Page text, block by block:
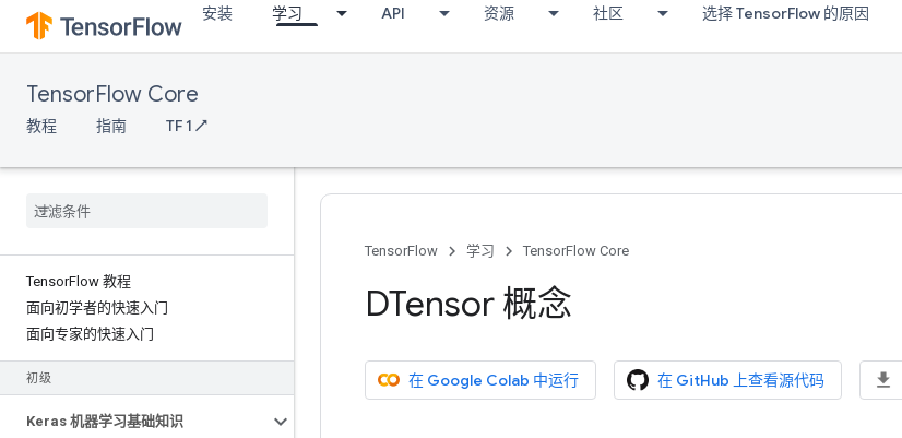
安装 学习 API 资源 社区 选择 TensorFlow 的原因
TensorFlow Core
教程 指南 TF 1 ↗
TensorFlow 教程
面向初学者的快速入门
面向专家的快速入门
初级
Keras 机器学习基础知识
TensorFlow 学习 TensorFlow Core
DTensor 概念
在 Google Colab 中运行 在 GitHub 上查看源代码